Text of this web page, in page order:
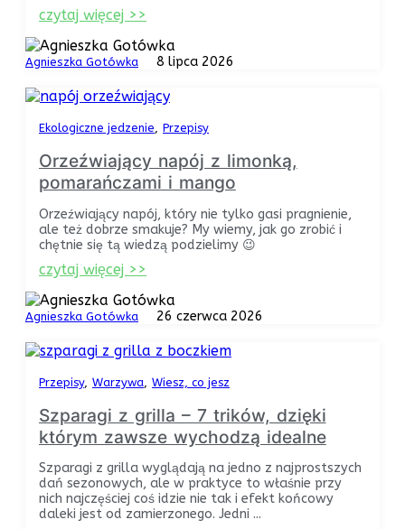
czytaj więcej >>
Agnieszka Gotówka 8 lipca 2026
Ekologiczne jedzenie Przepisy
Orzeźwiający napój z limonką,
pomarańczami i mango
Orzeźwiający napój, który nie tylko gasi pragnienie,
ale też dobrze smakuje? My wiemy, jak go zrobić i
chętnie się tą wiedzą podzielimy 😉
czytaj więcej >>
Agnieszka Gotówka 26 czerwca 2026
Przepisy Warzywa Wiesz, co jesz
Szparagi z grilla – 7 trików, dzięki
którym zawsze wychodzą idealne
Szparagi z grilla wyglądają na jedno z najprostszych
dań sezonowych, ale w praktyce to właśnie przy
nich najczęściej coś idzie nie tak i efekt końcowy
daleki jest od zamierzonego. Jedni ...